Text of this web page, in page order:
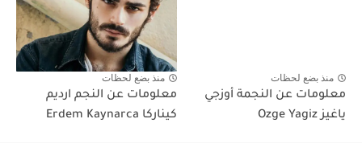
منذ بضع لحظات
معلومات عن النجمة أوزجي
ياغيز Ozge Yagiz
منذ بضع لحظات
معلومات عن النجم ارديم
كيناركا Erdem Kaynarca